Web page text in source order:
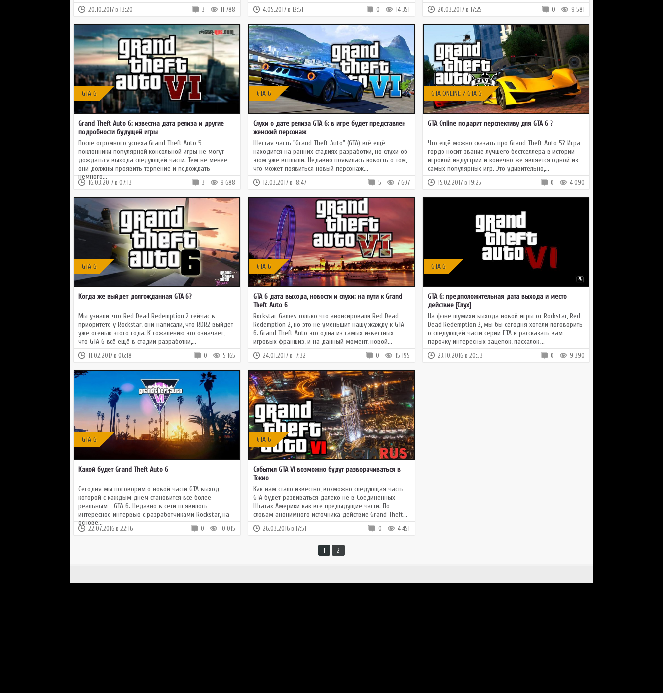
20.10.2017 в 13:20 11 788
3 4.05.2017 в 12:51 14 351
0 20.03.2017 в 17:25 9 581
0
GTA 6
Grand Theft Auto 6: известна дата релиза и другие
подробности будущей игры
После огромного успеха Grand Theft Auto 5
поклонники популярной консольной игры не могут
дождаться выхода следующей части. Тем не менее
они должны проявить терпение и подождать
немного...
16.03.2017 в 07:13 9 688
3
GTA 6
Слухи о дате релиза GTA 6: в игре будет представлен
женский персонаж
Шестая часть "Grand Theft Auto" (GTA) всё ещё
находится на ранних стадиях разработки, но слухи об
этом уже всплыли. Недавно появилась новость о том,
что может появиться новый персонаж...
12.03.2017 в 18:47 7 607
5
GTA ONLINE / GTA 6
GTA Online подарит перспективу для GTA 6 ?
Что ещё можно сказать про Grand Theft Auto 5? Игра
гордо носит звание лучшего бестселлера в истории
игровой индустрии и конечно же является одной из
самых популярных игр. Это удивительно,...
15.02.2017 в 19:25 4 090
0
GTA 6
Когда же выйдет долгожданная GTA 6?
Мы узнали, что Red Dead Redemption 2 сейчас в
приоритете у Rockstar, они написали, что RDR2 выйдет
уже осенью этого года. К сожалению это означает,
что GTA 6 всё ещё в стадии разработки,...
11.02.2017 в 06:18 5 165
0
GTA 6
GTA 6 дата выхода, новости и слухи: на пути к Grand
Theft Auto 6
Rockstar Games только что анонсировали Red Dead
Redemption 2, но это не уменьшит нашу жажду к GTA
6. Grand Theft Auto это одна из самых известных
игровых франшиз, и на данный момент, новой...
24.01.2017 в 17:32 15 195
0
GTA 6
GTA 6: предположительная дата выхода и место
действие [Слух]
На фоне шумихи выхода новой игры от Rockstar, Red
Dead Redemption 2, мы бы сегодня хотели поговорить
о следующей части серии ГТА и рассказать вам
парочку интересных зацепок, пасхалок,...
23.10.2016 в 20:33 9 390
0
GTA 6
Какой будет Grand Theft Auto 6
Сегодня мы поговорим о новой части GTA выход
которой с каждым днем становится все более
реальным - GTA 6. Недавно в сети появилось
интересное интервью с разработчиками Rockstar, на
основе...
22.07.2016 в 22:16 10 015
0
GTA 6
События GTA VI возможно будут разворачиваться в
Токио
Как нам стало известно, возможно следующая часть
GTA будет развиваться далеко не в Соединенных
Штатах Америки как все предыдущие части. По
словам анонимного источника действие Grand Theft...
26.03.2016 в 17:51 4 451
0
1 2